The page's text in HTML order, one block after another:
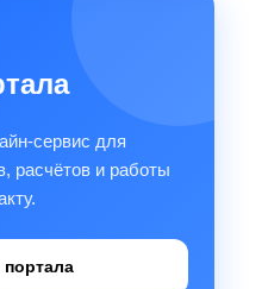
сервис для
расчётов и работы